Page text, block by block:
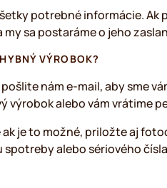
potrebné informácie.
sa postaráme o jeho
VÝROBOK?
nám e-mail, aby sme
výrobok alebo vám vrátime
je to možné, priložte aj
alebo sériového